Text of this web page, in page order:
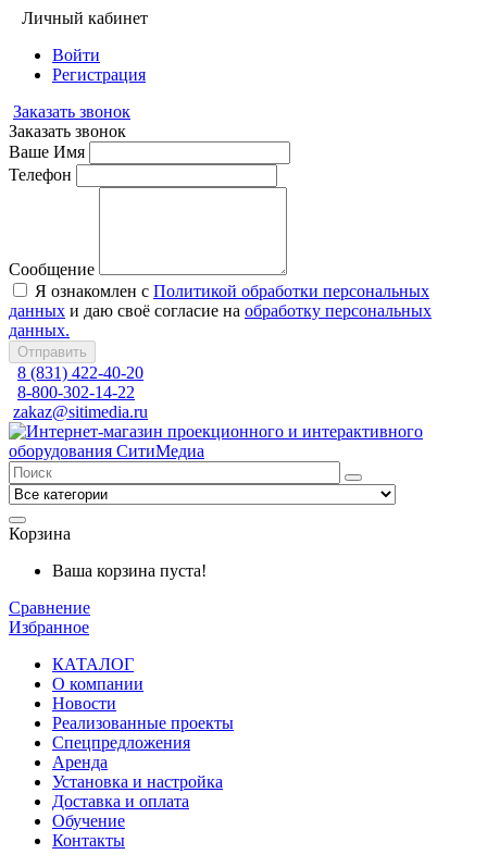
Личный кабинет
Войти
Регистрация
Заказать звонок
Заказать звонок
Ваше Имя
Телефон
Сообщение
Я ознакомлен с Политикой обработки персональных
данных и даю своё согласие на обработку персональных
данных.
Отправить
8 (831) 422-40-20
8-800-302-14-22
zakaz@sitimedia.ru
Корзина
Ваша корзина пуста!
Сравнение
Избранное
КАТАЛОГ
О компании
Новости
Реализованные проекты
Спецпредложения
Аренда
Установка и настройка
Доставка и оплата
Обучение
Контакты